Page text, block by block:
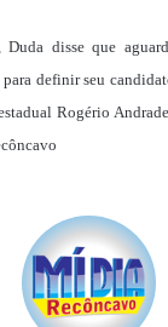
Duda disse que
definir seu
Rogério